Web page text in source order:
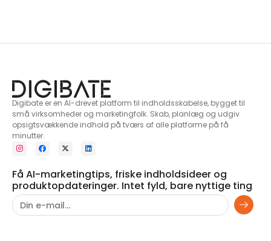
Digibate er en AI-drevet platform til indholdsskabelse, bygget til
små virksomheder og marketingfolk. Skab, planlæg og udgiv
opsigtsvækkende indhold på tværs af alle platforme på få
minutter.
Få AI-marketingtips, friske indholdsideer og
produktopdateringer. Intet fyld, bare nyttige ting